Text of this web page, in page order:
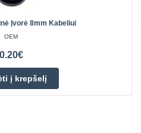
Įvorė 8mm Kabeliui
OEM
0.20€
į krepšelį